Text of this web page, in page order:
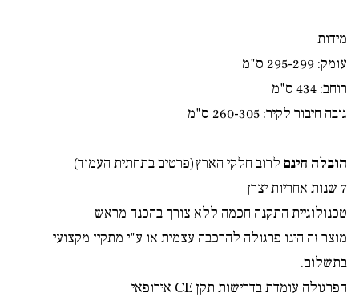
מידות
עומק: 295-299 ס"מ
רוחב: 434 ס"מ
גובה חיבור לקיר: 260-305 ס"מ
הובלה חינם לרוב חלקי הארץ(פרטים בתחתית העמוד)
7 שנות אחריות יצרן
טכנולוגיית התקנה חכמה ללא צורך בהכנה מראש
מוצר זה הינו פרגולה להרכבה עצמית או ע"י מתקין מקצועי
בתשלום.
הפרגולה עומדת בדרישות תקן CE אירופאי